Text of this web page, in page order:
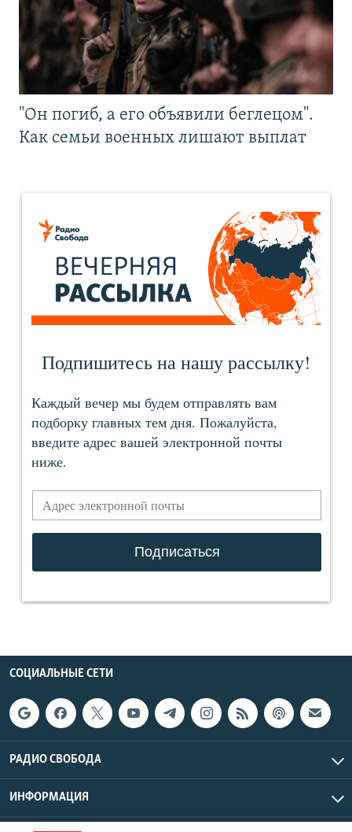
"Он погиб, а его объявили беглецом".
Как семьи военных лишают выплат
СОЦИАЛЬНЫЕ СЕТИ
РАДИО СВОБОДА
ИНФОРМАЦИЯ